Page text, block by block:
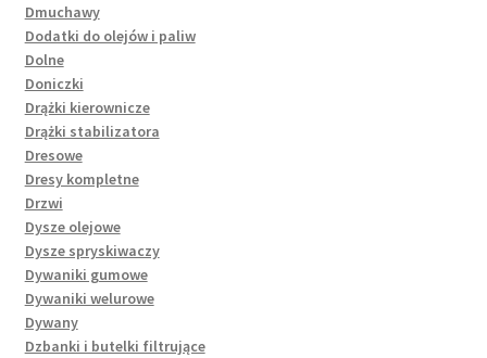
Dmuchawy
Dodatki do olejów i paliw
Dolne
Doniczki
Drążki kierownicze
Drążki stabilizatora
Dresowe
Dresy kompletne
Drzwi
Dysze olejowe
Dysze spryskiwaczy
Dywaniki gumowe
Dywaniki welurowe
Dywany
Dzbanki i butelki filtrujące